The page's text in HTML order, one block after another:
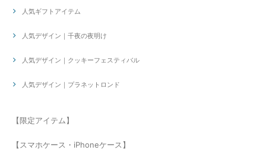
人気ギフトアイテム
人気デザイン｜千夜の夜明け
人気デザイン｜クッキーフェスティバル
人気デザイン｜プラネットロンド
【限定アイテム】
【スマホケース・iPhoneケース】